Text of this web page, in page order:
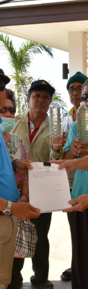
ระจำปี
งสินทรัพย์ขององ
สดุและทรัพย์สิน
รดำเนินงาน อบจ.
Service)
GPS